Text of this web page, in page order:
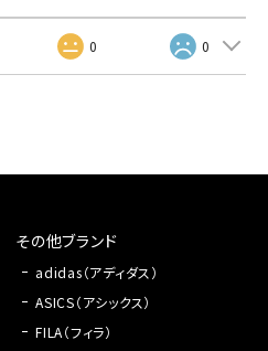
その他ブランド
adidas（アディダス）
ASICS（アシックス）
FILA（フィラ）
0 0